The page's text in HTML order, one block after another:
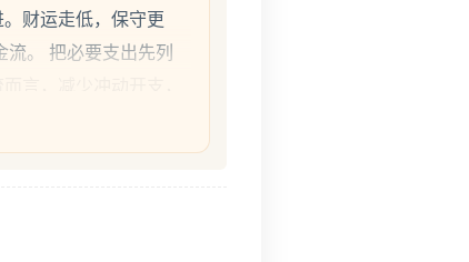
财运走低，保守更
流。 把必要支出先列